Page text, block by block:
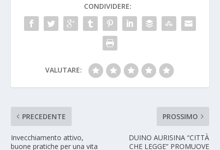
CONDIVIDERE:
VALUTARE:
PRECEDENTE
Invecchiamento attivo,
buone pratiche per una vita
PROSSIMO
DUINO AURISINA “CITTÀ
CHE LEGGE” PROMUOVE